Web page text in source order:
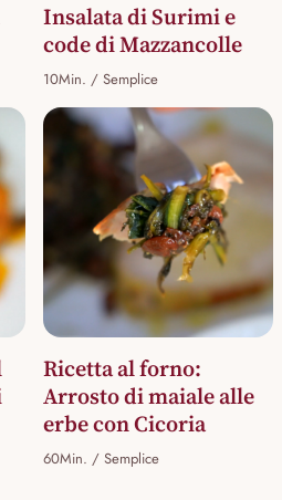
Insalata di Surimi e
code di Mazzancolle
10Min. / Semplice
Ricetta al forno:
Arrosto di maiale alle
erbe con Cicoria
60Min. / Semplice